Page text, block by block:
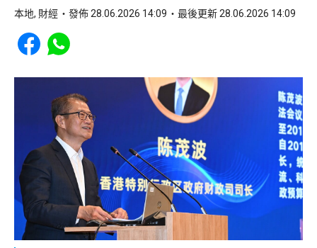
本地, 財經 發佈 28.06.2026 14:09 最後更新 28.06.2026 14:09
Share to Facebook
Share to WhatsApp